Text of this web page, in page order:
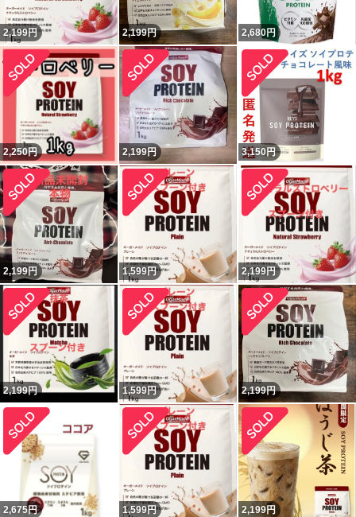
2,199円 2,199円 2,680円
2,250円 2,199円 3,150円
2,199円 1,599円 2,199円
2,199円 1,599円 2,199円
2,675円 1,599円 2,199円